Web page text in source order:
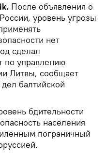
После объявления о
уровень угрозы
нет
сделал
по управлению
Литвы, сообщает
балтийской
бдительности
населения
пограничный